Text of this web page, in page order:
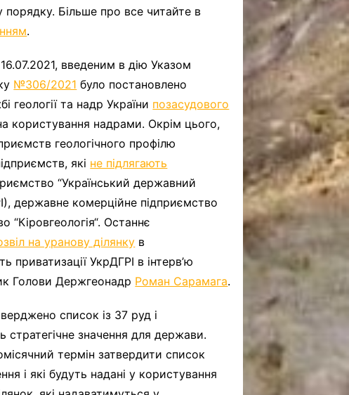
порядку. Більше про все читайте в
.
введеним в дію Указом
№306/2021 було постановлено
геології та надр України позасудового
користування надрами. Окрім цього,
геологічного профілю
які не підлягають
“Український державний
державне комерційне підприємство
“Кіровгеологія“. Останнє
на уранову ділянку в
приватизації УкрДГРІ в інтерв’ю
Голови Держгеонадр Роман Сарамага.
список із 37 руд і
значення для держави.
термін затвердити список
і які будуть надані у користування